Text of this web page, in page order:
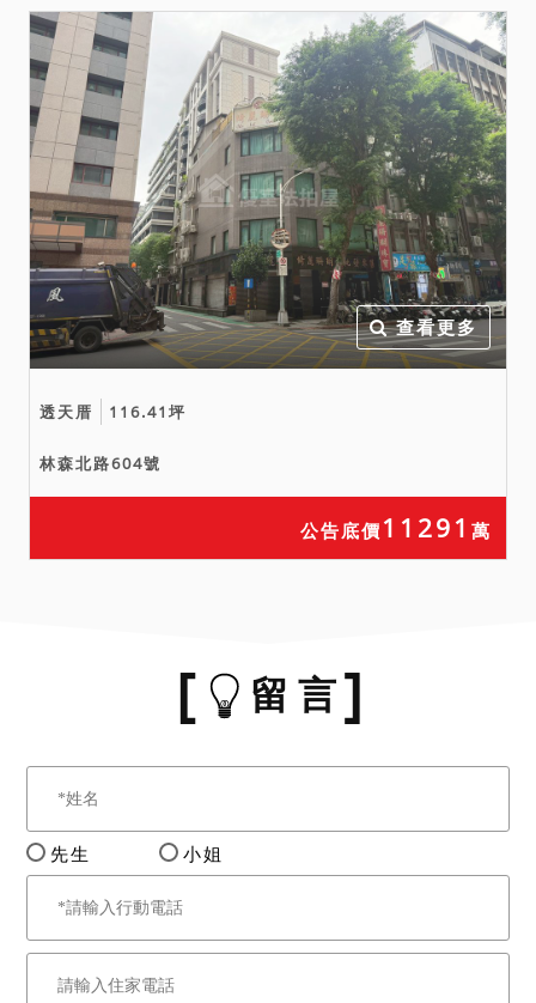
查看更多
透天厝 116.41坪
林森北路604號
公告底價 11291 萬
留 言
先生 小姐